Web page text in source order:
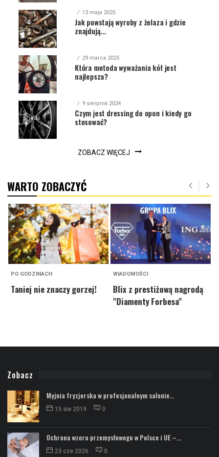
13 maja 2025
Jak powstają wyroby z żelaza i gdzie
znajdują...
29 marca 2025
Która metoda wyważania kół jest
najlepsza?
9 sierpnia 2024
Czym jest dressing do opon i kiedy go
stosować?
ZOBACZ WIĘCEJ
WARTO ZOBACZYĆ
PO GODZINACH
Taniej nie znaczy gorzej!
WIADOMOŚCI
Blix z prestiżową nagrodą
"Diamenty Forbesa"
Zobacz
Myjnia fryzjerska w profesjonalnym salonie...
15 sie 2019 0
Ochrona wzoru przemysłowego w Polsce i UE –...
23 cze 2026 0